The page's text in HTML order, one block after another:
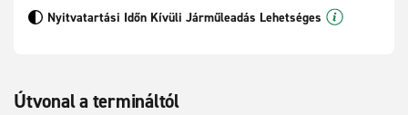
Nyitvatartási Időn Kívüli Járműleadás Lehetséges
Útvonal a termináltól